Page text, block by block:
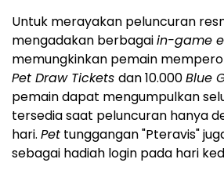
Untuk merayakan peluncuran
mengadakan berbagaiin-game
memungkinkan pemain
Pet Draw Tickets dan 10.000Blue
pemain dapat mengumpulkan
tersedia saat peluncuran hanya
hari. Pet tunggangan "Pteravis"
sebagai hadiah login pada hari